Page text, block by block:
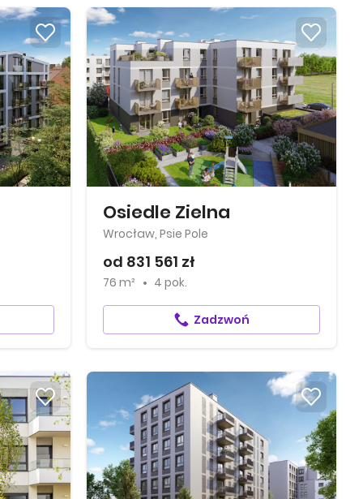
Osiedle Zielna
Wrocław, Psie Pole
od 831 561 zł
76 m² 4 pok.
Zadzwoń